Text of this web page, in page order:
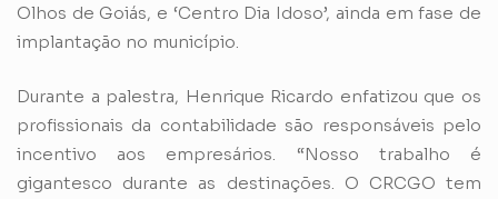
Olhos de Goiás, e ‘Centro Dia Idoso’, ainda em fase de
implantação no município.
Durante a palestra, Henrique Ricardo enfatizou que os
profissionais da contabilidade são responsáveis pelo
incentivo aos empresários. “Nosso trabalho é
gigantesco durante as destinações. O CRCGO tem